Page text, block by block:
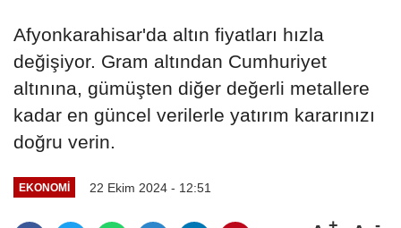
Afyonkarahisar'da altın fiyatları hızla
değişiyor. Gram altından Cumhuriyet
altınına, gümüşten diğer değerli metallere
kadar en güncel verilerle yatırım kararınızı
doğru verin.
EKONOMI 22 Ekim 2024 - 12:51